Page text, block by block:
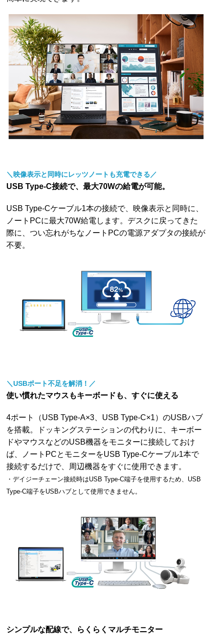
＼映像表示と同時にレッツノートも充電できる／
USB Type-C接続で、最大70Wの給電が可能。
USB Type-Cケーブル1本の接続で、映像表示と同時に、
ノートPCに最大70W給電します。デスクに戻ってきた
際に、つい忘れがちなノートPCの電源アダプタの接続が
不要。
＼USBポート不足を解消！／
使い慣れたマウスもキーボードも、すぐに使える
4ポート（USB Type-A×3、USB Type-C×1）のUSBハブ
を搭載。ドッキングステーションの代わりに、キーボー
ドやマウスなどのUSB機器をモニターに接続しておけ
ば、ノートPCとモニターをUSB Type-Cケーブル1本で
接続するだけで、周辺機器をすぐに使用できます。
・デイジーチェーン接続時はUSB Type-C端子を使用するため、USB
Type-C端子をUSBハブとして使用できません。
シンプルな配線で、らくらくマルチモニター